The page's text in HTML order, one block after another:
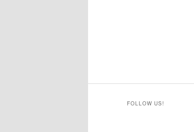
FOLLOW US!